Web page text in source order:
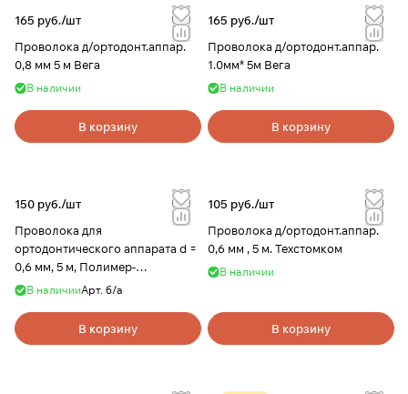
165 руб./шт
Проволока д/ортодонт.аппар.
0,8 мм 5 м Вега
В наличии
В корзину
165 руб./шт
Проволока д/ортодонт.аппар.
1.0мм* 5м Вега
В наличии
В корзину
150 руб./шт
Проволока для
ортодонтического аппарата d =
0,6 мм, 5 м, Полимер-
стоматология
В наличииАрт. б/а
В корзину
105 руб./шт
Проволока д/ортодонт.аппар.
0,6 мм , 5 м. Техстомком
В наличии
В корзину